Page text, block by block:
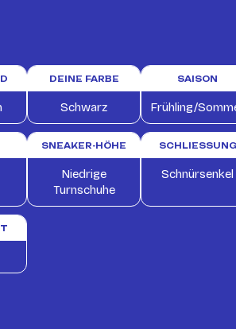
DEINE FARBE
Schwarz
SAISON
Frühling/
SNEAKER-HÖHE
Niedrige
Turnschuhe
SCHLIESSUNG
Schnürsenkel